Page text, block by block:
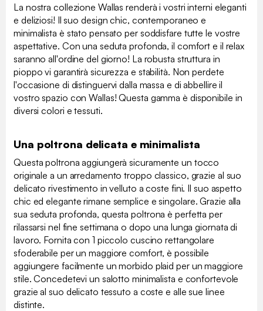
La nostra collezione Wallas renderà i vostri interni eleganti
e deliziosi! Il suo design chic, contemporaneo e
minimalista è stato pensato per soddisfare tutte le vostre
aspettative. Con una seduta profonda, il comfort e il relax
saranno all'ordine del giorno! La robusta struttura in
pioppo vi garantirà sicurezza e stabilità. Non perdete
l'occasione di distinguervi dalla massa e di abbellire il
vostro spazio con Wallas! Questa gamma è disponibile in
diversi colori e tessuti.
Una poltrona delicata e minimalista
Questa poltrona aggiungerà sicuramente un tocco
originale a un arredamento troppo classico, grazie al suo
delicato rivestimento in velluto a coste fini. Il suo aspetto
chic ed elegante rimane semplice e singolare. Grazie alla
sua seduta profonda, questa poltrona è perfetta per
rilassarsi nel fine settimana o dopo una lunga giornata di
lavoro. Fornita con 1 piccolo cuscino rettangolare
sfoderabile per un maggiore comfort, è possibile
aggiungere facilmente un morbido plaid per un maggiore
stile. Concedetevi un salotto minimalista e confortevole
grazie al suo delicato tessuto a coste e alle sue linee
distinte.